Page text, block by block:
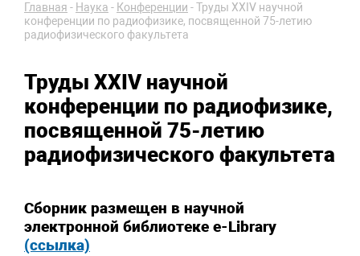
Главная - Наука - Конференции -Труды XXIV научной
конференции по радиофизике, посвященной 75-летию
радиофизического факультета
Труды XXIV научной
конференции по радиофизике,
посвященной 75-летию
радиофизического факультета
Сборник размещен в научной
электронной библиотеке e-Library
(ссылка)